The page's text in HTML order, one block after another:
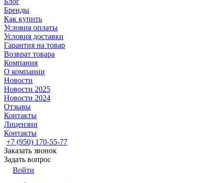
Бренды
Как купить
Условия оплаты
Условия доставки
Гарантия на товар
Возврат товара
Компания
О компании
Новости
Новости 2025
Новости 2024
Отзывы
Контакты
Лицензии
Контакты
+7 (950) 170-55-77
Заказать звонок
Задать вопрос
Войти